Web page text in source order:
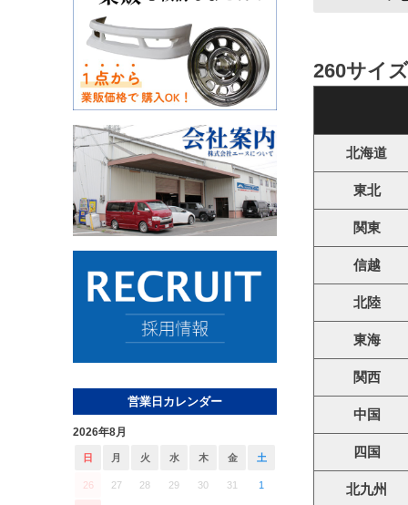
営業日カレンダー
2026年8月
日 月 火 水 木 金 土
26 27 28 29 30 31 1
260サイ
北海道
東北
関東
信越
北陸
東海
関西
中国
四国
北九州